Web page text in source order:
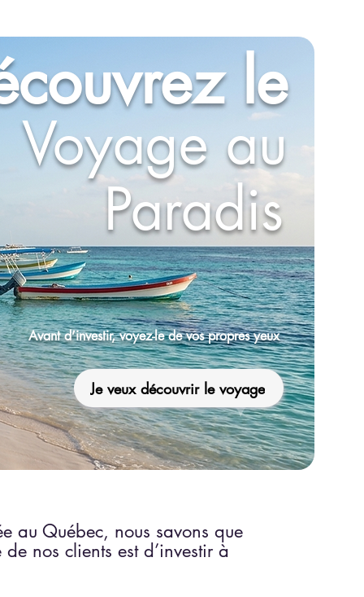
le
Voyage au
Paradis
Avant d’investir, voyez-le de vos propres yeux
Je veux découvrir le voyage
au Québec, nous savons que
nos clients est d’investir à